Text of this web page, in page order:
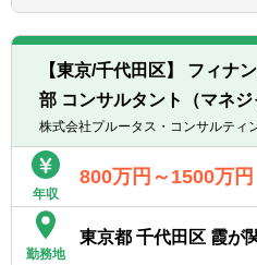
いただきます
【フィナンシ
評価業務】
■企業価値評価
■M&A アドバ
■会計・ファ
スト、IFRS ア
■フェアネス
【東京/千代田区】 フィナ
部 コンサルタント（マネジ
株式会社プルータス・コンサルティ
年収
800万円～1500万円
勤務地
東京都 千代田区 霞が